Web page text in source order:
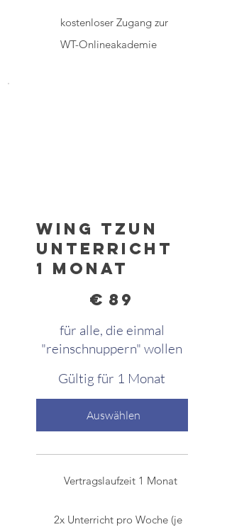
kostenloser Zugang zur
WT-Onlineakademie
Wing Tzun
Unterricht
1 Monat
€ 89
für alle, die einmal
"reinschnuppern" wollen
Gültig für 1 Monat
Auswählen
Vertragslaufzeit 1 Monat
2x Unterricht pro Woche (je